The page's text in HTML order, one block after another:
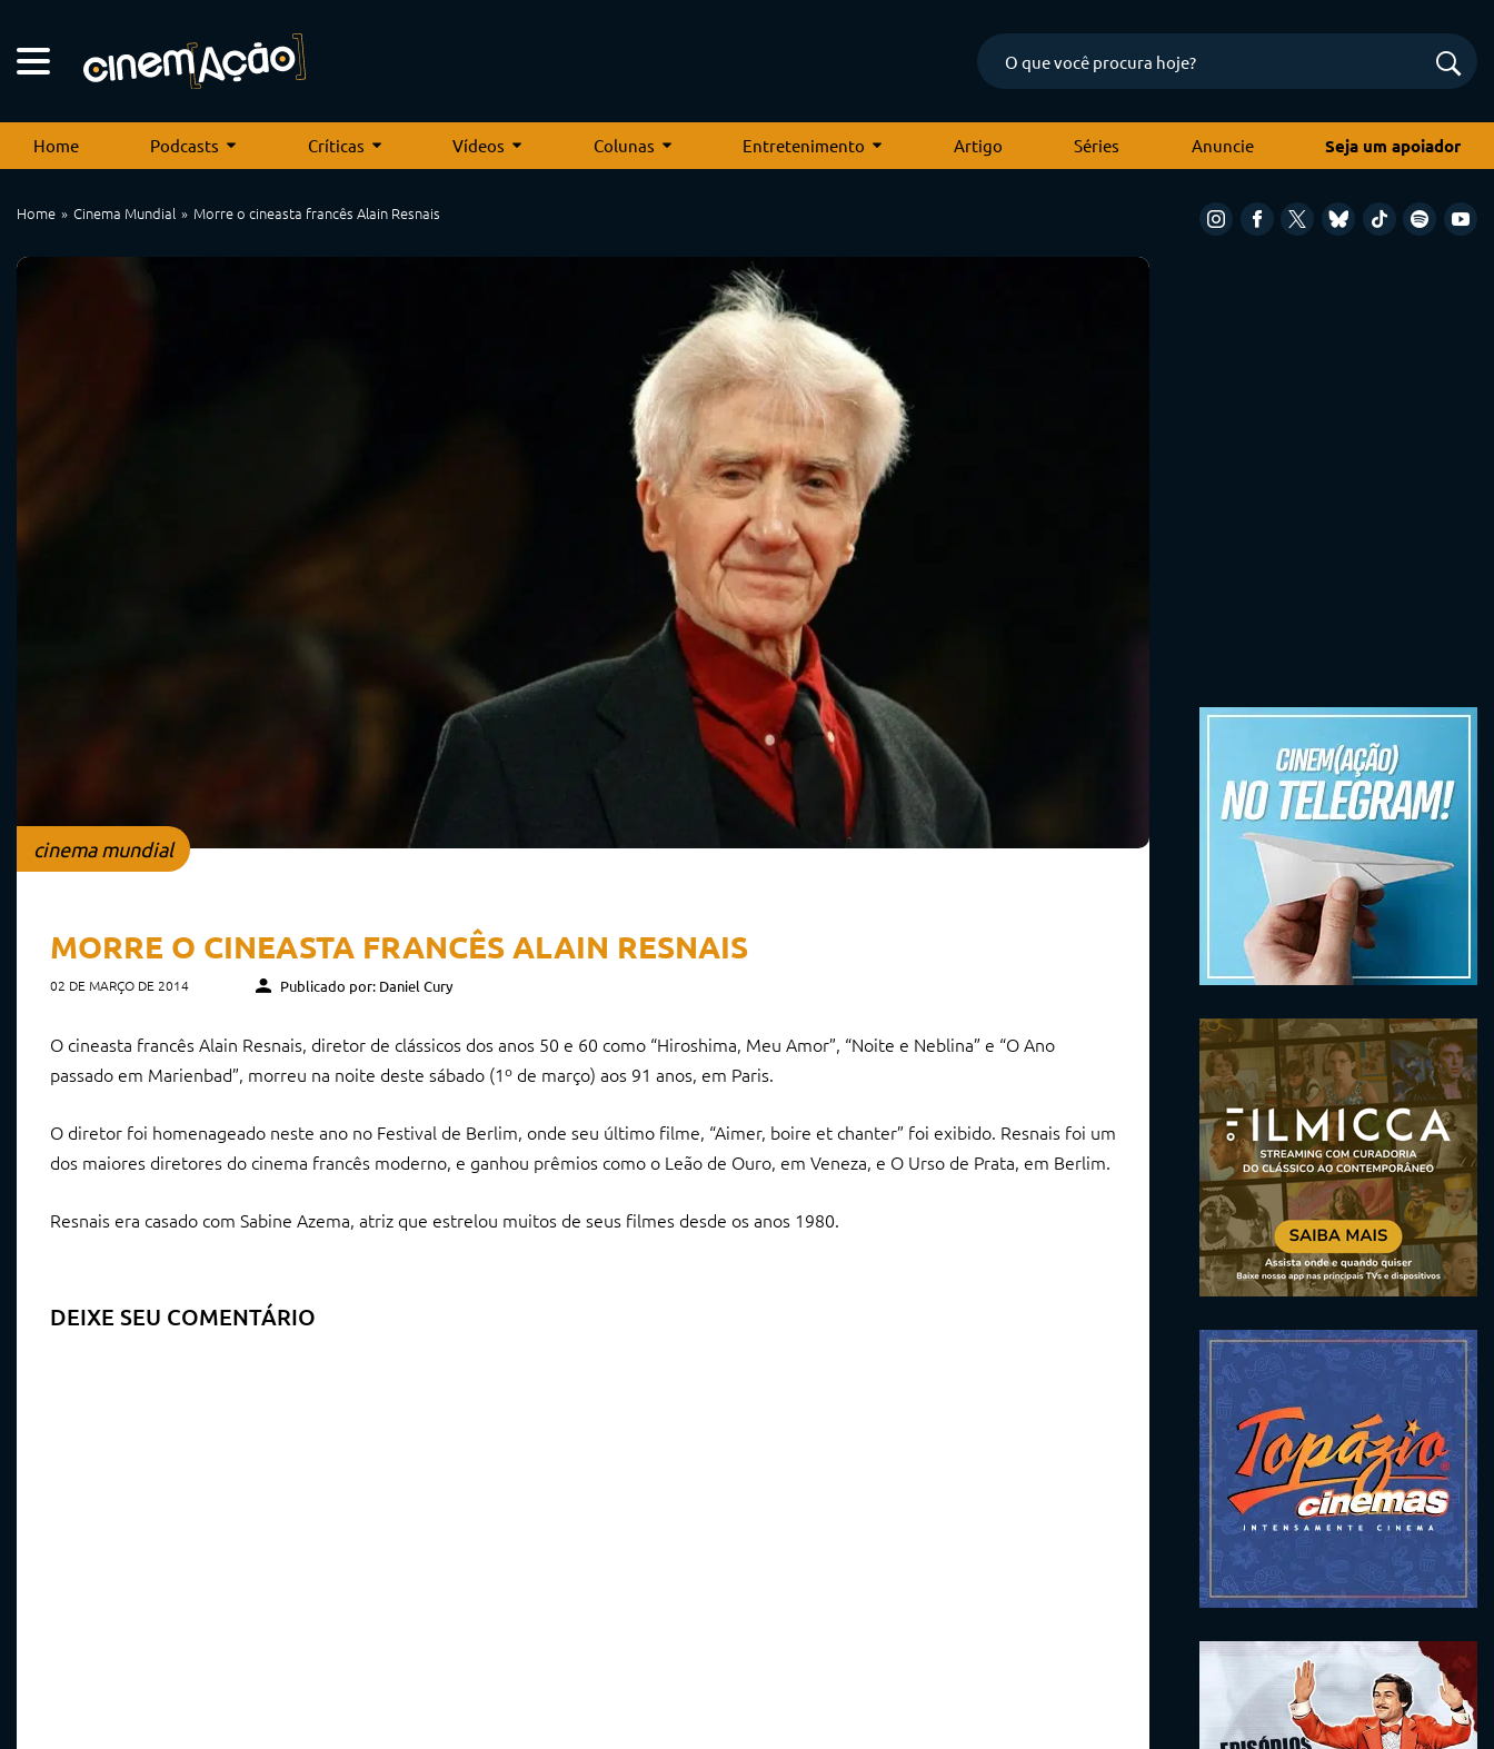
Home Podcasts Críticas Vídeos Colunas Entretenimento Artigo Séries Anuncie Seja um apoiador
Home Cinema Mundial Morre o cineasta francês Alain Resnais
cinema mundial
MORRE O CINEASTA FRANCÊS ALAIN RESNAIS
02 DE MARÇO DE 2014 Publicado por: Daniel Cury
O cineasta francês Alain Resnais, diretor de clássicos dos anos 50 e 60 como “Hiroshima, Meu Amor”, “Noite e Neblina” e “O Ano
passado em Marienbad”, morreu na noite deste sábado (1º de março) aos 91 anos, em Paris.
O diretor foi homenageado neste ano no Festival de Berlim, onde seu último filme, “Aimer, boire et chanter” foi exibido. Resnais foi um
dos maiores diretores do cinema francês moderno, e ganhou prêmios como o Leão de Ouro, em Veneza, e O Urso de Prata, em Berlim.
Resnais era casado com Sabine Azema, atriz que estrelou muitos de seus filmes desde os anos 1980.
DEIXE SEU COMENTÁRIO